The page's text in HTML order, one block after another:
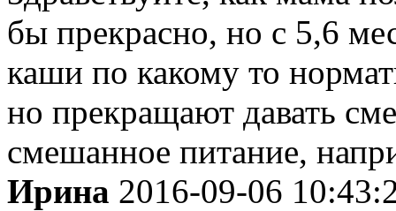
бы прекрасно, но с 5,6
каши по какому то
но прекращают давать
смешанное питание,
Ирина 2016-09-06